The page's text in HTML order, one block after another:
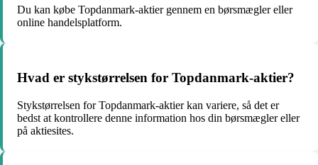
Du kan købe Topdanmark-aktier gennem en børsmægler eller
online handelsplatform.
Hvad er stykstørrelsen for Topdanmark-aktier?
Stykstørrelsen for Topdanmark-aktier kan variere, så det er
bedst at kontrollere denne information hos din børsmægler eller
på aktiesites.